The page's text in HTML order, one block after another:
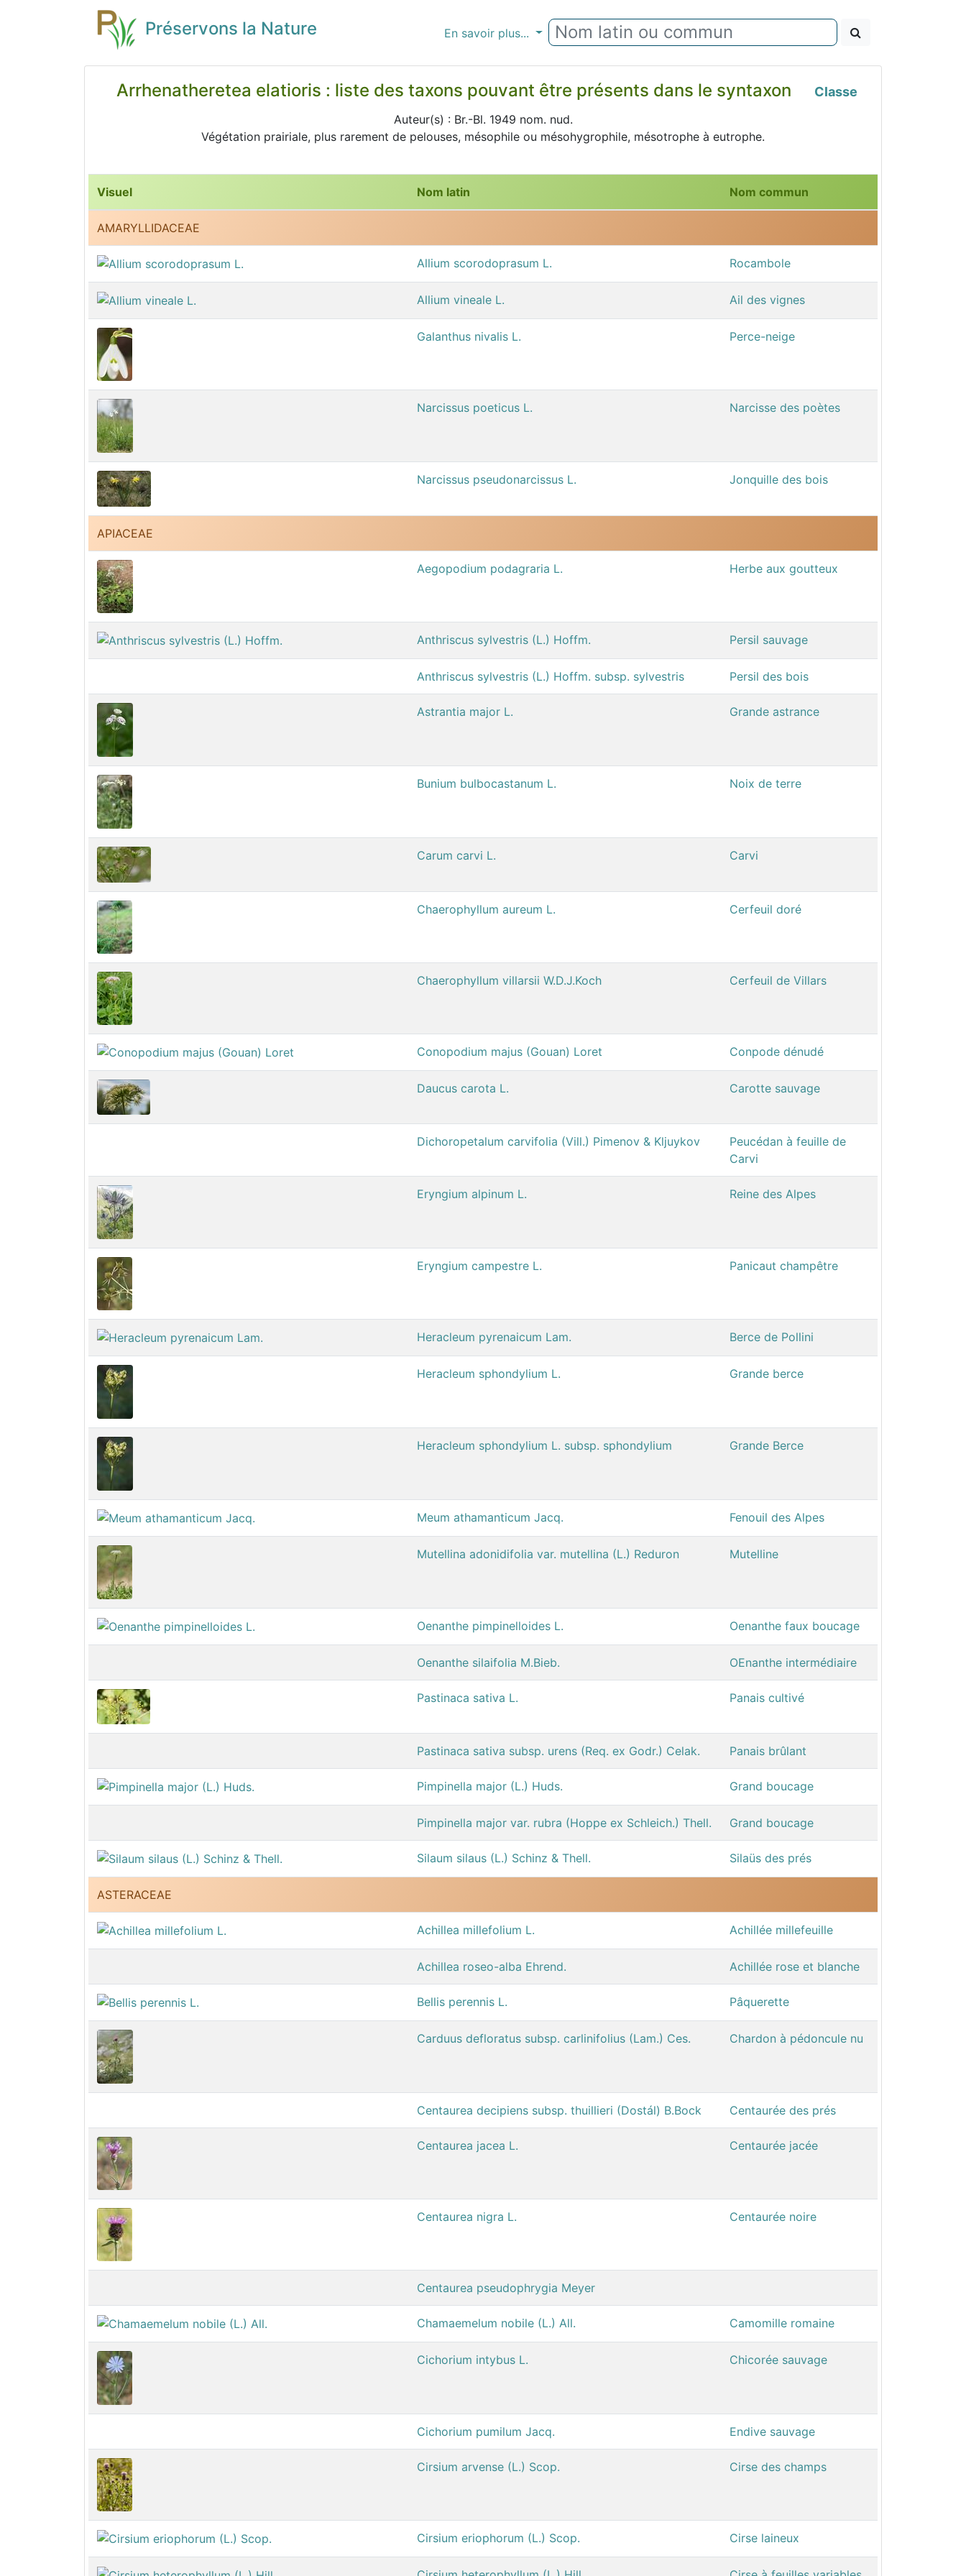
Préservons la Nature En savoir plus...
Arrhenatheretea elatioris : liste des taxons pouvant être présents dans le syntaxon Classe
Auteur(s) : Br.-Bl. 1949 nom. nud.
Végétation prairiale, plus rarement de pelouses, mésophile ou mésohygrophile, mésotrophe à eutrophe.
Visuel Nom latin Nom commun
AMARYLLIDACEAE
Allium scorodoprasum L. Rocambole
Allium vineale L. Ail des vignes
Galanthus nivalis L. Perce-neige
Narcissus poeticus L. Narcisse des poètes
Narcissus pseudonarcissus L. Jonquille des bois
APIACEAE
Aegopodium podagraria L. Herbe aux goutteux
Anthriscus sylvestris (L.) Hoffm. Persil sauvage
Anthriscus sylvestris (L.) Hoffm. subsp. sylvestris Persil des bois
Astrantia major L. Grande astrance
Bunium bulbocastanum L. Noix de terre
Carum carvi L. Carvi
Chaerophyllum aureum L. Cerfeuil doré
Chaerophyllum villarsii W.D.J.Koch Cerfeuil de Villars
Conopodium majus (Gouan) Loret Conpode dénudé
Daucus carota L. Carotte sauvage
Dichoropetalum carvifolia (Vill.) Pimenov & Kljuykov
Peucédan à feuille de
Carvi
Eryngium alpinum L. Reine des Alpes
Eryngium campestre L. Panicaut champêtre
Heracleum pyrenaicum Lam. Berce de Pollini
Heracleum sphondylium L. Grande berce
Heracleum sphondylium L. subsp. sphondylium Grande Berce
Meum athamanticum Jacq. Fenouil des Alpes
Mutellina adonidifolia var. mutellina (L.) Reduron Mutelline
Oenanthe pimpinelloides L. Oenanthe faux boucage
Oenanthe silaifolia M.Bieb. OEnanthe intermédiaire
Pastinaca sativa L. Panais cultivé
Pastinaca sativa subsp. urens (Req. ex Godr.) Celak. Panais brûlant
Pimpinella major (L.) Huds. Grand boucage
Pimpinella major var. rubra (Hoppe ex Schleich.) Thell. Grand boucage
Silaum silaus (L.) Schinz & Thell. Silaüs des prés
ASTERACEAE
Achillea millefolium L. Achillée millefeuille
Achillea roseo-alba Ehrend. Achillée rose et blanche
Bellis perennis L. Pâquerette
Carduus defloratus subsp. carlinifolius (Lam.) Ces. Chardon à pédoncule nu
Centaurea decipiens subsp. thuillieri (Dostál) B.Bock Centaurée des prés
Centaurea jacea L. Centaurée jacée
Centaurea nigra L. Centaurée noire
Centaurea pseudophrygia Meyer
Chamaemelum nobile (L.) All. Camomille romaine
Cichorium intybus L. Chicorée sauvage
Cichorium pumilum Jacq. Endive sauvage
Cirsium arvense (L.) Scop. Cirse des champs
Cirsium eriophorum (L.) Scop. Cirse laineux